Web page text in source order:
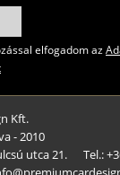
elfogadom az
Kft.
- 2010
utca 21.
Tel.: